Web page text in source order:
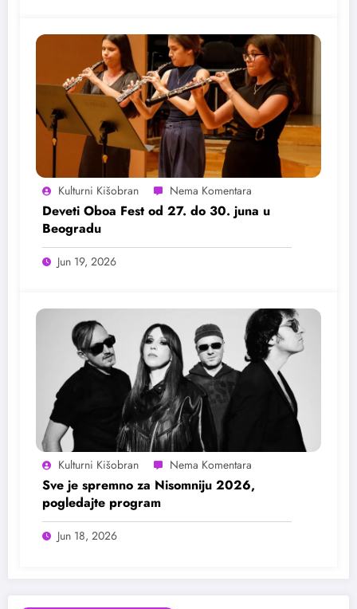
Kulturni Kišobran
Deveti Oboa Fest od 27. do 30. juna u
Beogradu
Jun 19, 2026
Kulturni Kišobran
Sve je spremno za Nisomniju 2026,
pogledajte program
Jun 18, 2026